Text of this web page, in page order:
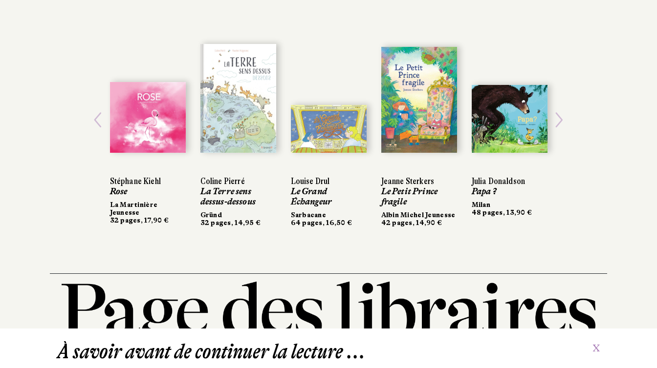
Stéphane Kiehl
Rose
La Martinière
Jeunesse
32 pages, 17,90 €
Coline Pierré
La Terre sens
dessus-dessous
Gründ
32 pages, 14,95 €
Louise Drul
Le Grand
Échangeur
Sarbacane
64 pages, 16,50 €
Jeanne Sterkers
Le Petit Prince
fragile
Albin Michel Jeunesse
42 pages, 14,90 €
Julia Donaldson
Papa ?
Milan
48 pages, 13,90 €
Previous
101, rue Saint-Lazare
À savoir avant de continuer la lecture ... X